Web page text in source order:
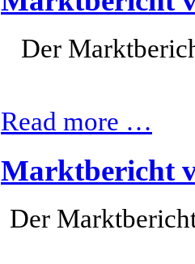
Der
Read more …
Marktbericht
Der